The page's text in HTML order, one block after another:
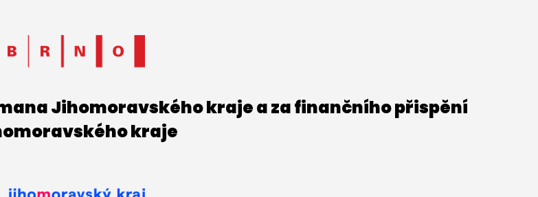
Jihomoravského kraje a za finančního přispění
kraje